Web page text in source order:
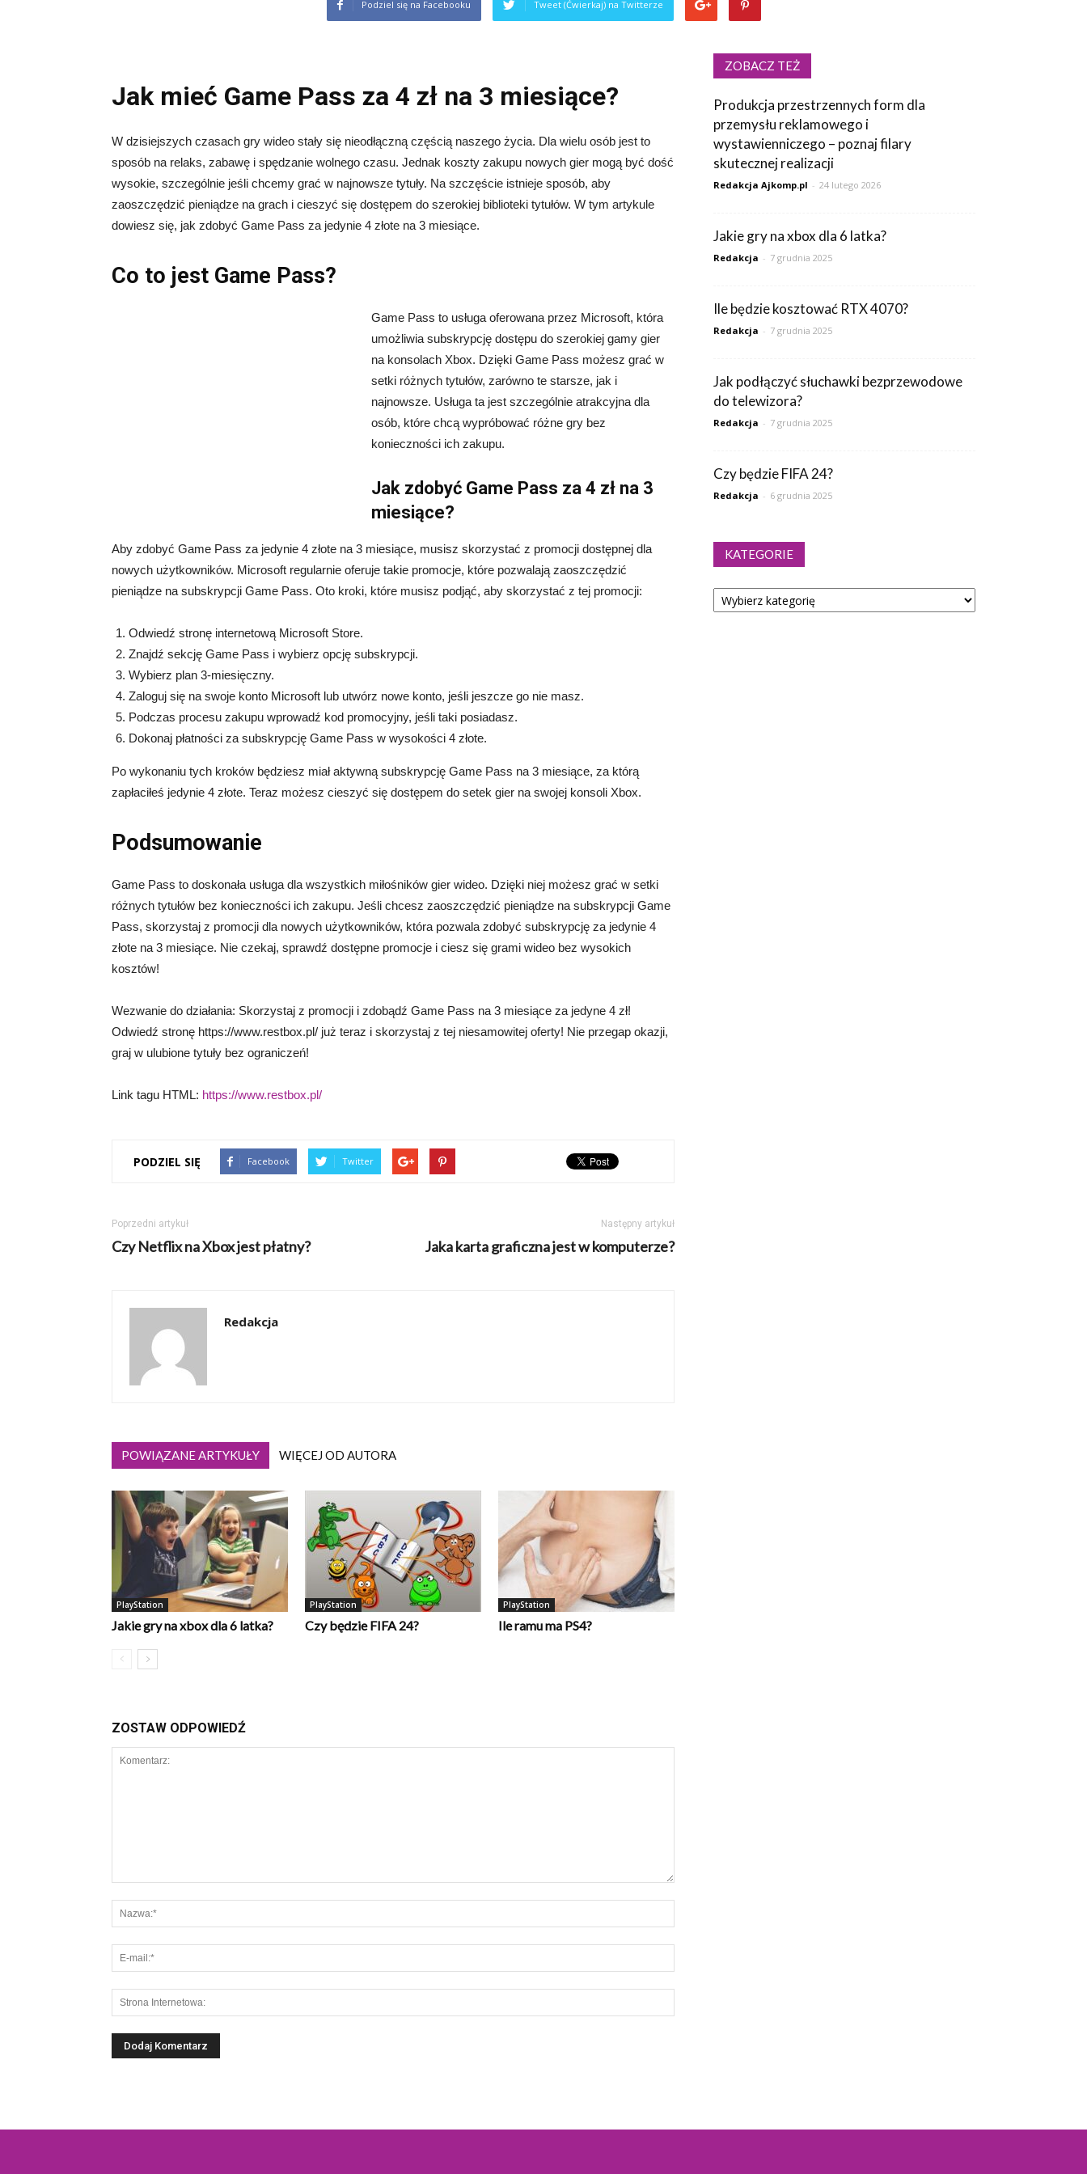
Podziel się na Facebooku Tweet (Ćwierkaj) na Twitterze
Jak mieć Game Pass za 4 zł na 3 miesiące?
W dzisiejszych czasach gry wideo stały się nieodłączną częścią naszego życia. Dla wielu osób jest to
sposób na relaks, zabawę i spędzanie wolnego czasu. Jednak koszty zakupu nowych gier mogą być dość
wysokie, szczególnie jeśli chcemy grać w najnowsze tytuły. Na szczęście istnieje sposób, aby
zaoszczędzić pieniądze na grach i cieszyć się dostępem do szerokiej biblioteki tytułów. W tym artykule
dowiesz się, jak zdobyć Game Pass za jedynie 4 złote na 3 miesiące.
Co to jest Game Pass?
Game Pass to usługa oferowana przez Microsoft, która
umożliwia subskrypcję dostępu do szerokiej gamy gier
na konsolach Xbox. Dzięki Game Pass możesz grać w
setki różnych tytułów, zarówno te starsze, jak i
najnowsze. Usługa ta jest szczególnie atrakcyjna dla
osób, które chcą wypróbować różne gry bez
konieczności ich zakupu.
Jak zdobyć Game Pass za 4 zł na 3
miesiące?
Aby zdobyć Game Pass za jedynie 4 złote na 3 miesiące, musisz skorzystać z promocji dostępnej dla
nowych użytkowników. Microsoft regularnie oferuje takie promocje, które pozwalają zaoszczędzić
pieniądze na subskrypcji Game Pass. Oto kroki, które musisz podjąć, aby skorzystać z tej promocji:
Odwiedź stronę internetową Microsoft Store.
Znajdź sekcję Game Pass i wybierz opcję subskrypcji.
Wybierz plan 3-miesięczny.
Zaloguj się na swoje konto Microsoft lub utwórz nowe konto, jeśli jeszcze go nie masz.
Podczas procesu zakupu wprowadź kod promocyjny, jeśli taki posiadasz.
Dokonaj płatności za subskrypcję Game Pass w wysokości 4 złote.
Po wykonaniu tych kroków będziesz miał aktywną subskrypcję Game Pass na 3 miesiące, za którą
zapłaciłeś jedynie 4 złote. Teraz możesz cieszyć się dostępem do setek gier na swojej konsoli Xbox.
Podsumowanie
Game Pass to doskonała usługa dla wszystkich miłośników gier wideo. Dzięki niej możesz grać w setki
różnych tytułów bez konieczności ich zakupu. Jeśli chcesz zaoszczędzić pieniądze na subskrypcji Game
Pass, skorzystaj z promocji dla nowych użytkowników, która pozwala zdobyć subskrypcję za jedynie 4
złote na 3 miesiące. Nie czekaj, sprawdź dostępne promocje i ciesz się grami wideo bez wysokich
kosztów!
Wezwanie do działania: Skorzystaj z promocji i zdobądź Game Pass na 3 miesiące za jedyne 4 zł!
Odwiedź stronę https://www.restbox.pl/ już teraz i skorzystaj z tej niesamowitej oferty! Nie przegap okazji,
graj w ulubione tytuły bez ograniczeń!
Link tagu HTML: https://www.restbox.pl/
PODZIEL SIĘ Facebook Twitter
Poprzedni artykuł
Czy Netflix na Xbox jest płatny?
Następny artykuł
Jaka karta graficzna jest w komputerze?
Redakcja
POWIĄZANE ARTYKUŁY WIĘCEJ OD AUTORA
PlayStation
Jakie gry na xbox dla 6 latka?
PlayStation
Czy będzie FIFA 24?
PlayStation
Ile ramu ma PS4?
ZOSTAW ODPOWIEDŹ
ZOBACZ TEŻ
Produkcja przestrzennych form dla
przemysłu reklamowego i
wystawienniczego – poznaj filary
skutecznej realizacji
Redakcja Ajkomp.pl - 24 lutego 2026
Jakie gry na xbox dla 6 latka?
Redakcja - 7 grudnia 2025
Ile będzie kosztować RTX 4070?
Redakcja - 7 grudnia 2025
Jak podłączyć słuchawki bezprzewodowe
do telewizora?
Redakcja - 7 grudnia 2025
Czy będzie FIFA 24?
Redakcja - 6 grudnia 2025
KATEGORIE
Kategorie